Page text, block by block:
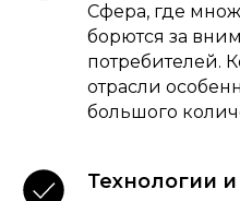
Сфера, где
борются за
потребителей.
отрасли
большого
Технологии